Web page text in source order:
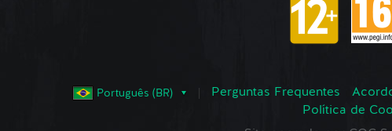
Português (BR) Perguntas Frequentes
Política de